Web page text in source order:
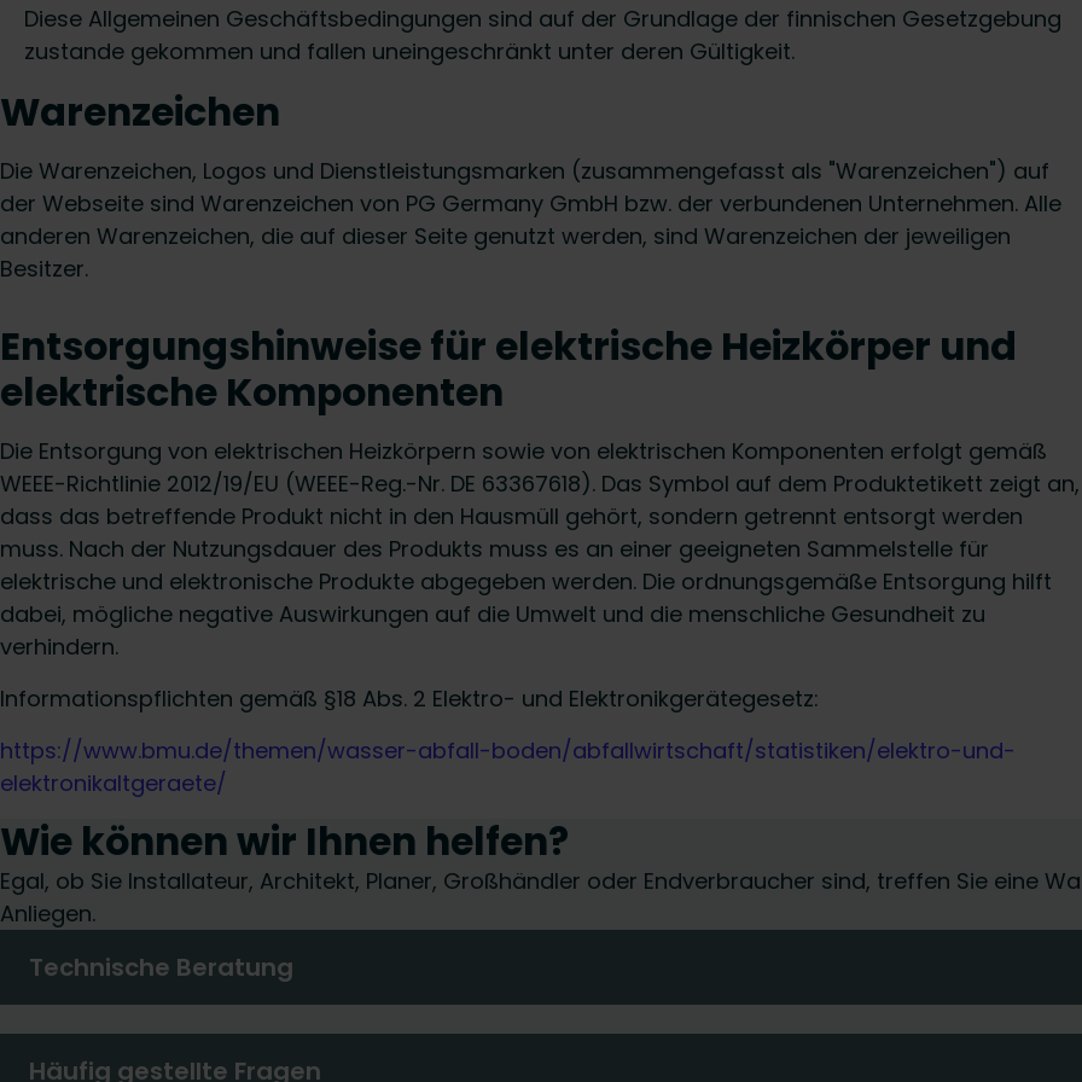
Diese Allgemeinen Geschäftsbedingungen sind auf der Grundlage der finnischen Gesetzgebung
zustande gekommen und fallen uneingeschränkt unter deren Gültigkeit.
Warenzeichen
Die Warenzeichen, Logos und Dienstleistungsmarken (zusammengefasst als "Warenzeichen") auf
der Webseite sind Warenzeichen von PG Germany GmbH bzw. der verbundenen Unternehmen. Alle
anderen Warenzeichen, die auf dieser Seite genutzt werden, sind Warenzeichen der jeweiligen
Besitzer.
Entsorgungshinweise für elektrische Heizkörper und
elektrische Komponenten
Die Entsorgung von elektrischen Heizkörpern sowie von elektrischen Komponenten erfolgt gemäß
WEEE-Richtlinie 2012/19/EU (WEEE-Reg.-Nr. DE 63367618). Das Symbol auf dem Produktetikett zeigt an,
dass das betreffende Produkt nicht in den Hausmüll gehört, sondern getrennt entsorgt werden
muss. Nach der Nutzungsdauer des Produkts muss es an einer geeigneten Sammelstelle für
elektrische und elektronische Produkte abgegeben werden. Die ordnungsgemäße Entsorgung hilft
dabei, mögliche negative Auswirkungen auf die Umwelt und die menschliche Gesundheit zu
verhindern.
Informationspflichten gemäß §18 Abs. 2 Elektro- und Elektronikgerätegesetz:
https://www.bmu.de/themen/wasser-abfall-boden/abfallwirtschaft/statistiken/elektro-und-
elektronikaltgeraete/
Wie können wir Ihnen helfen?
Egal, ob Sie Installateur, Architekt, Planer, Großhändler oder Endverbraucher sind, treffen Sie eine
Anliegen.
Technische Beratung
Häufig gestellte Fragen